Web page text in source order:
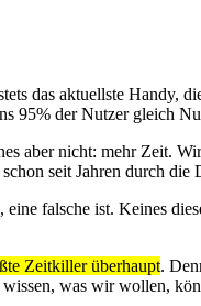
das aktuellste Handy,
95% der Nutzer gleich
aber nicht: mehr Zeit.
seit Jahren durch die
falsche ist. Keines
Zeitkiller überhaupt.
was wir wollen,